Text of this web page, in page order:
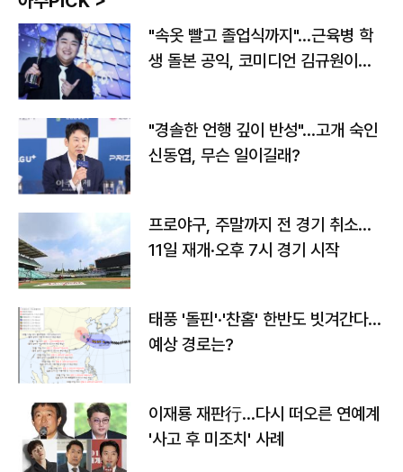
"속옷 빨고 졸업식까지"…근육병 학
생 돌본 공익, 코미디언 김규원이었
"경솔한 언행 깊이 반성"…고개 숙인
신동엽, 무슨 일이길래?
프로야구, 주말까지 전 경기 취소…
11일 재개·오후 7시 경기 시작
태풍 '돌핀'·'찬홈' 한반도 빗겨간다…
예상 경로는?
이재룡 재판行…다시 떠오른 연예계
'사고 후 미조치' 사례